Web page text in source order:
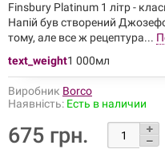
Finsbury Platinum 1 літр -
Напій був створений
тому, але все ж рецептура...
text_weight1 000мл
Виробник Borco
Наявність: Есть в наличии
675 грн.